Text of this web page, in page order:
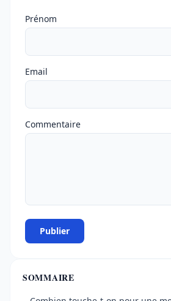
Ne pas remplir
Prénom
Email
Commentaire
Publier
SOMMAIRE